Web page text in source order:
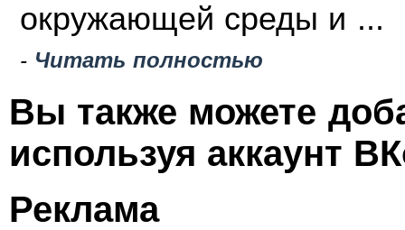
окружающей среды и ...
- Читать полностью
Вы также можете
используя аккаунт
Реклама